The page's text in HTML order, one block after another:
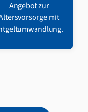
Angebot zur
mit